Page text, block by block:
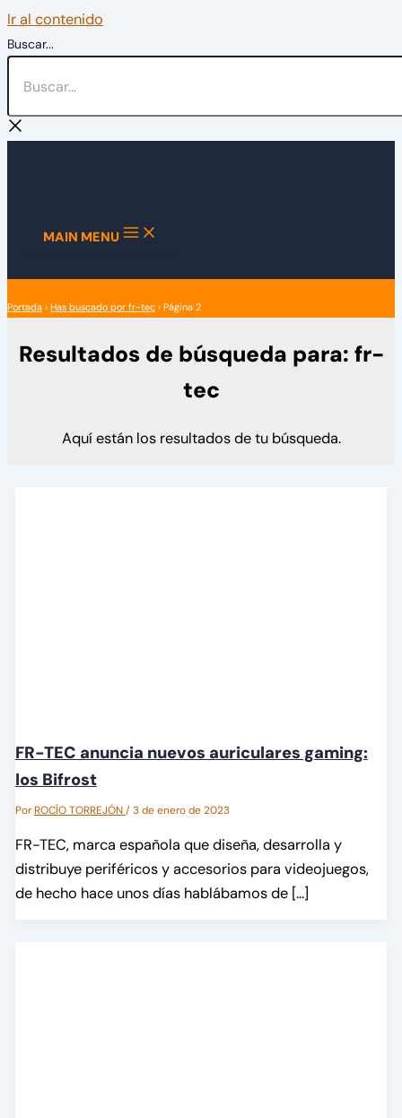
Ir al contenido
Buscar...
MAIN MENU
Portada › Has buscado por fr-tec › Página 2
Resultados de búsqueda para: fr-
tec
Aquí están los resultados de tu búsqueda.
FR-TEC anuncia nuevos auriculares gaming:
los Bifrost
PorROCÍO TORREJÓN/3 de enero de 2023
FR-TEC, marca española que diseña, desarrolla y
distribuye periféricos y accesorios para videojuegos,
de hecho hace unos días hablábamos de […]